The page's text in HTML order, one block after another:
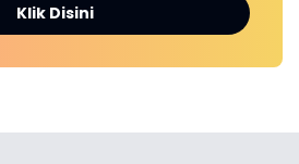
Klik Disini